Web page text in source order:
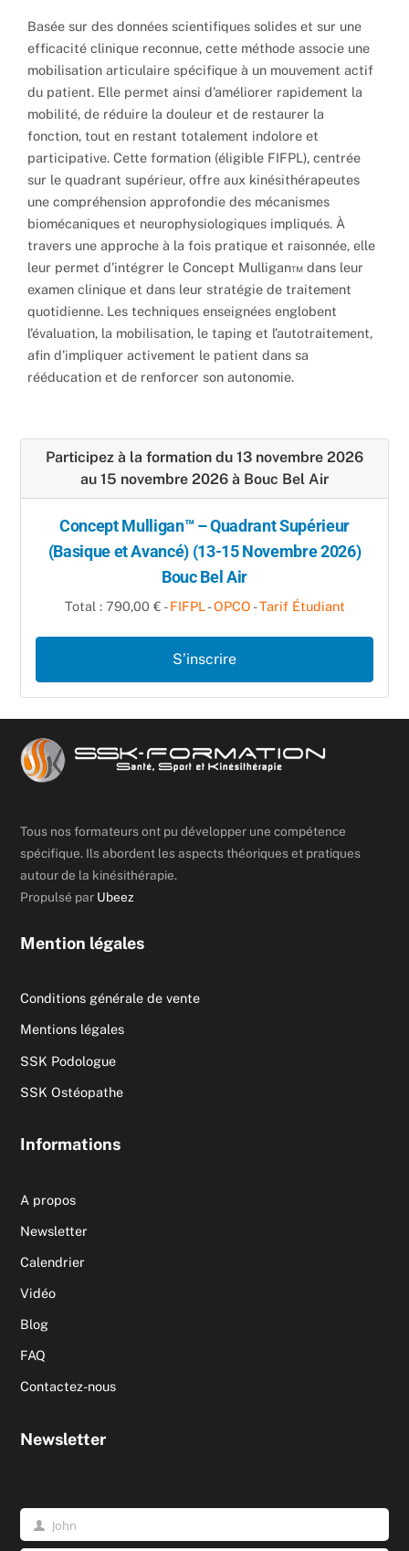
Basée sur des données scientifiques solides et sur une
efficacité clinique reconnue, cette méthode associe une
mobilisation articulaire spécifique à un mouvement actif
du patient. Elle permet ainsi d’améliorer rapidement la
mobilité, de réduire la douleur et de restaurer la
fonction, tout en restant totalement indolore et
participative. Cette formation (éligible FIFPL), centrée
sur le quadrant supérieur, offre aux kinésithérapeutes
une compréhension approfondie des mécanismes
biomécaniques et neurophysiologiques impliqués. À
travers une approche à la fois pratique et raisonnée, elle
leur permet d’intégrer le Concept Mulligan™ dans leur
examen clinique et dans leur stratégie de traitement
quotidienne. Les techniques enseignées englobent
l’évaluation, la mobilisation, le taping et l’autotraitement,
afin d’impliquer activement le patient dans sa
rééducation et de renforcer son autonomie.
Participez à la formation du 13 novembre 2026
au 15 novembre 2026 à Bouc Bel Air
Concept Mulligan™ – Quadrant Supérieur
(Basique et Avancé) (13-15 Novembre 2026)
Bouc Bel Air
Total : 790,00 € -FIFPL-OPCO -Tarif Étudiant
S’inscrire
Tous nos formateurs ont pu développer une compétence
spécifique. Ils abordent les aspects théoriques et pratiques
autour de la kinésithérapie.
Propulsé par Ubeez
Mention légales
Conditions générale de vente
Mentions légales
SSK Podologue
SSK Ostéopathe
Informations
A propos
Newsletter
Calendrier
Vidéo
Blog
FAQ
Contactez-nous
Newsletter
PrénomJohn